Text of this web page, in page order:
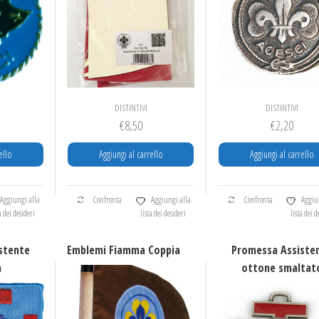
Aggiungi alla
dei desideri
DISTINTIVI
€8,50
Aggiungi al carrello
Confronta
Aggiungi alla
lista dei desideri
DISTINTIVI
€2,20
Aggiungi al carrello
Confronta
lista dei
Emblemi Fiamma Coppia
Promessa
ottone